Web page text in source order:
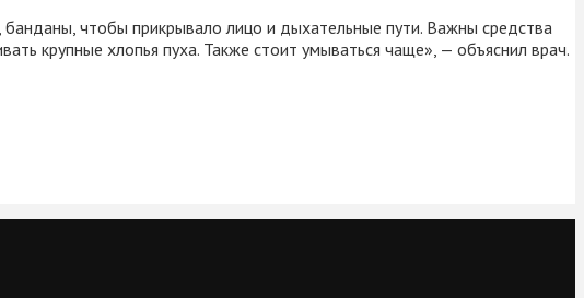
чтобы прикрывало лицо и дыхательные пути. Важны средства
крупные хлопья пуха. Также стоит умываться чаще», — объяснил врач.